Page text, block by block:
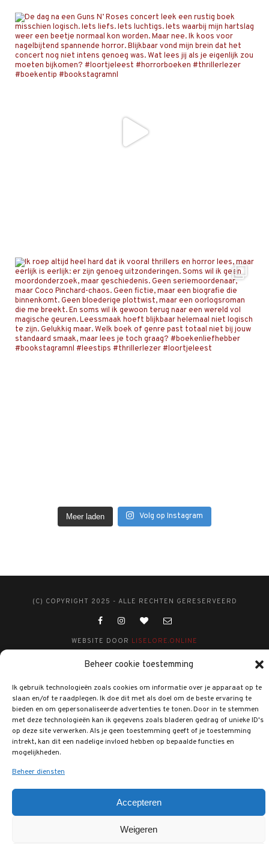
Beheer cookie toestemming
Ik gebruik technologieën zoals cookies om informatie over je apparaat op te
slaan en/of te raadplegen. Ik doe dit met als doel om de beste ervaring te
bieden en om gepersonaliseerde advertenties te tonen. Door in te stemmen
met deze technologieën kan ik gegevens zoals bladeren gedrag of unieke ID's
op deze site verwerken. Als je geen toestemming geeft of je toestemming
intrekt, kan dit een nadelige invloed hebben op bepaalde functies en
mogelijkheden.
Beheer diensten
Accepteren
Weigeren
Meer laden Volg op Instagram
(C) COPYRIGHT 2025 - ALLE RECHTEN GERESERVEERD
WEBSITE DOOR LISELORE.ONLINE